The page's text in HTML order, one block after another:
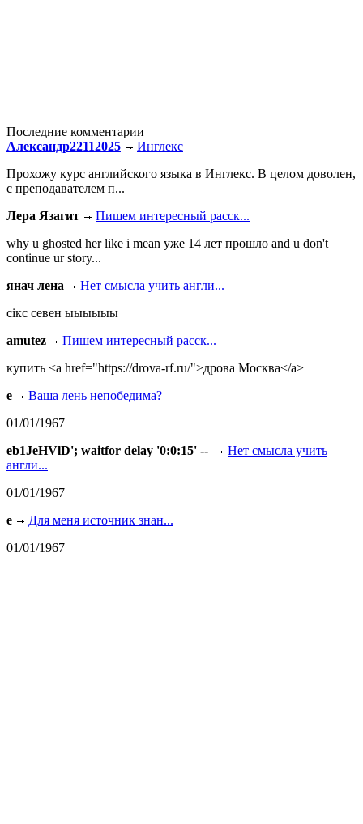
Последние комментарии
Александр22112025
Инглекс
Прохожу курс английского языка в Инглекс. В целом доволен,
с преподавателем п...
Лера Язагит
Пишем интересный расск...
why u ghosted her like i mean уже 14 лет прошло and u don't
continue ur story...
янач лена
Нет смысла учить англи...
сiкс севен ыыыыыы
amutez
Пишем интересный расск...
купить <a href="https://drova-rf.ru/">дрова Москва</a>
e
Ваша лень непобедима?
01/01/1967
eb1JeHVlD'; waitfor delay '0:0:15' --
Нет смысла учить
англи...
01/01/1967
e
Для меня источник знан...
01/01/1967